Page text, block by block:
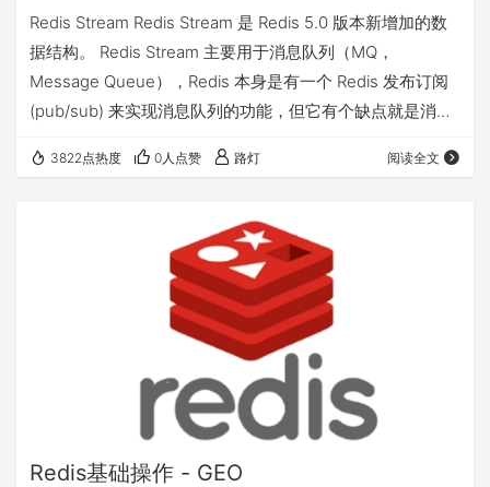
Redis Stream Redis Stream 是 Redis 5.0 版本新增加的数
据结构。 Redis Stream 主要用于消息队列（MQ，
Message Queue），Redis 本身是有一个 Redis 发布订阅
(pub/sub) 来实现消息队列的功能，但它有个缺点就是消息
被丢弃。 简单来说发布订阅 (pub/sub) 可以分发消息，但
和主备复制功能，可以让任何客户端访问任何…
3822点热度 0人点赞 路灯 阅读全文
Redis基础操作 - GEO